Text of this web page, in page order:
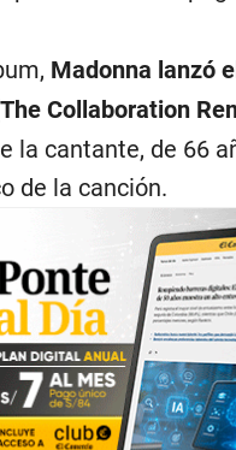
Madonna lanzó
Collaboration
la cantante, de 66
de la canción.